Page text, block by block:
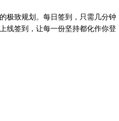
致规划。每日签到，只需几分钟
线签到，让每一份坚持都化作你登